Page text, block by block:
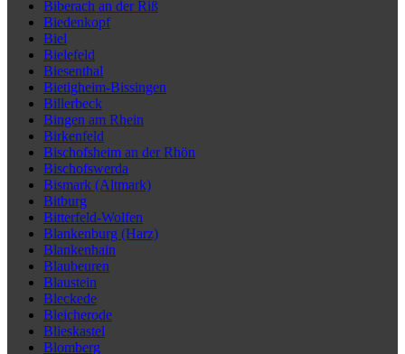
Biberach an der Riß
Biedenkopf
Biel
Bielefeld
Biesenthal
Bietigheim-Bissingen
Billerbeck
Bingen am Rhein
Birkenfeld
Bischofsheim an der Rhön
Bischofswerda
Bismark (Altmark)
Bitburg
Bitterfeld-Wolfen
Blankenburg (Harz)
Blankenhain
Blaubeuren
Blaustein
Bleckede
Bleicherode
Blieskastel
Blomberg